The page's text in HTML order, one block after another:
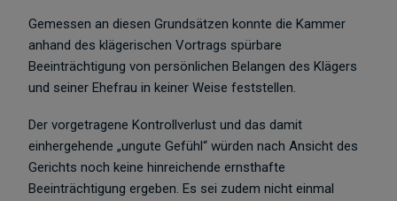
Gemessen an diesen Grundsätzen konnte die Kammer
anhand des klägerischen Vortrags spürbare
Beeinträchtigung von persönlichen Belangen des Klägers
und seiner Ehefrau in keiner Weise feststellen.
Der vorgetragene Kontrollverlust und das damit
einhergehende „ungute Gefühl“ würden nach Ansicht des
Gerichts noch keine hinreichende ernsthafte
Beeinträchtigung ergeben. Es sei zudem nicht einmal